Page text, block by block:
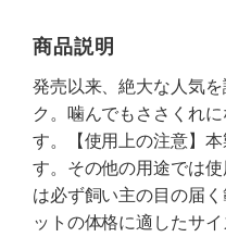
商品説明
発売以来、絶大な人気
ク。噛んでもささくれ
す。【使用上の注意】
す。その他の用途では
は必ず飼い主の目の届
ットの体格に適したサ